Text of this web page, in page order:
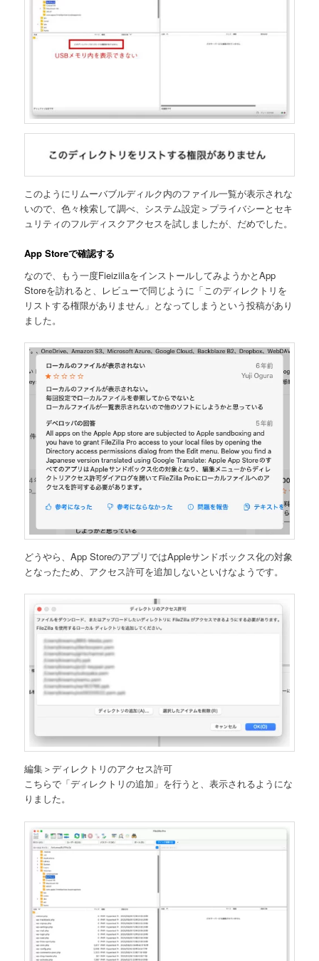
このようにリムーバブルディルク内のファイル一覧が表示されな
いので、色々検索して調べ、システム設定＞プライバシーとセキ
ュリティのフルディスクアクセスを試しましたが、だめでした。
App Storeで確認する
なので、もう一度FieiziilaをインストールしてみようかとApp
Storeを訪れると、レビューで同じように「このディレクトリを
リストする権限がありません」となってしまうという投稿があり
ました。
どうやら、App StoreのアプリではAppleサンドボックス化の対象
となったため、アクセス許可を追加しないといけなようです。
編集＞ディレクトリのアクセス許可
こちらで「ディレクトリの追加」を行うと、表示されるようにな
りました。